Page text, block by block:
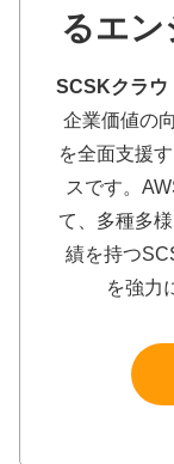
るエン
SCSKクラウ
企業価値の
を全面支援
スです。
て、多種多
績を持つ
を強力